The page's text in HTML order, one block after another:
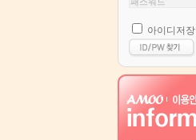
아이디저장